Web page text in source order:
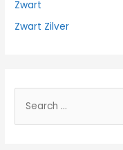
Zwart
Zwart Zilver